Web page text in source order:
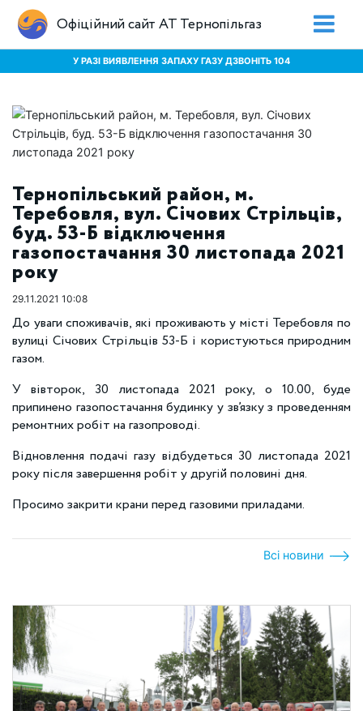
Офіційний сайт АТ Тернопільгаз
У РАЗІ ВИЯВЛЕННЯ ЗАПАХУ ГАЗУ ДЗВОНІТЬ 104
Тернопільський район, м.
Теребовля, вул. Січових Стрільців,
буд. 53-Б відключення
газопостачання 30 листопада 2021
року
29.11.2021 10:08
До уваги споживачів, які проживають у місті Теребовля по
вулиці Січових Стрільців 53-Б і користуються природним
газом.
У вівторок, 30 листопада 2021 року, о 10.00, буде
припинено газопостачання будинку у зв’язку з проведенням
ремонтних робіт на газопроводі.
Відновлення подачі газу відбудеться 30 листопада 2021
року після завершення робіт у другій половині дня.
Просимо закрити крани перед газовими приладами.
Всі новини